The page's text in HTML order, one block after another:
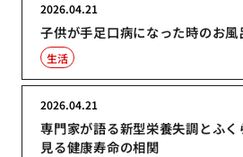
子供が手足口病になった時のお風
2026.04.21
生活
専門家が語る新型栄養失調とふ
見る健康寿命の相関
2026.04.21